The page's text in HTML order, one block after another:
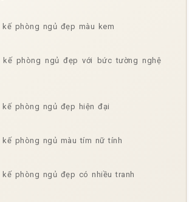
kế phòng ngủ đẹp màu kem
kế phòng ngủ đẹp với bức tường nghệ
kế phòng ngủ đẹp hiện đại
kế phòng ngủ màu tím nữ tính
kế phòng ngủ đẹp có nhiều tranh